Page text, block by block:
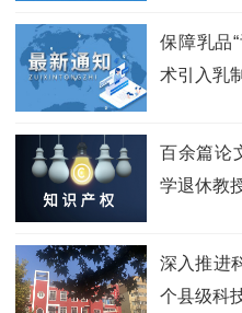
保障乳品
术引入乳
百余篇论
学退休教
深入推进
个县级科